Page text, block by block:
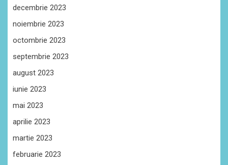
decembrie 2023
noiembrie 2023
octombrie 2023
septembrie 2023
august 2023
iunie 2023
mai 2023
aprilie 2023
martie 2023
februarie 2023